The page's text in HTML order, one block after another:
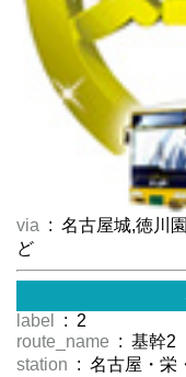
via : 名古屋城,徳川
ど
label
: 2
route_name : 基幹2
station : 名古屋・栄